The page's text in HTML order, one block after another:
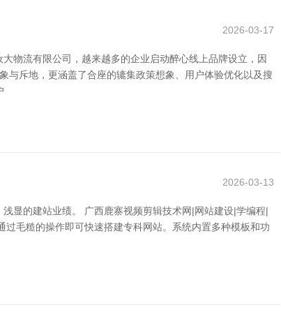
2026-03-17
物流有限公司，越来越多的企业启动醉心线上品牌设立，因
与斥地，更涵盖了合座的辘集政策想象、用户体验优化以及搜
2026-03-13
显的建站业绩。 广西鹿寨视频剪辑技术网|网站建设|学编程|
毛糙的操作即可快速搭建专科网站。系统内置多种模板和功